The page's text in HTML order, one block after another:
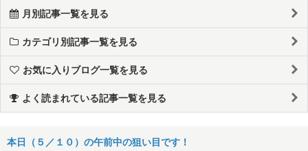
月別記事一覧を見る
カテゴリ別記事一覧を見る
お気に入りブログ一覧を見る
よく読まれている記事一覧を見る
本日（５／１０）の午前中の狙い目です！